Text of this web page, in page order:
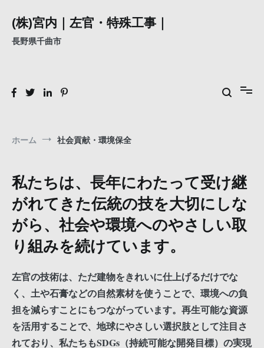
(株)宮内｜左官・特殊工事｜
長野県千曲市
ホーム 社会貢献・環境保全
私たちは、長年にわたって受け継
がれてきた伝統の技を大切にしな
がら、社会や環境へのやさしい取
り組みを続けています。
左官の技術は、ただ建物をきれいに仕上げるだけでな
く、土や石膏などの自然素材を使うことで、環境への負
担を減らすことにもつながっています。再生可能な資源
を活用することで、地球にやさしい選択肢として注目さ
れており、私たちもSDGs（持続可能な開発目標）の実現